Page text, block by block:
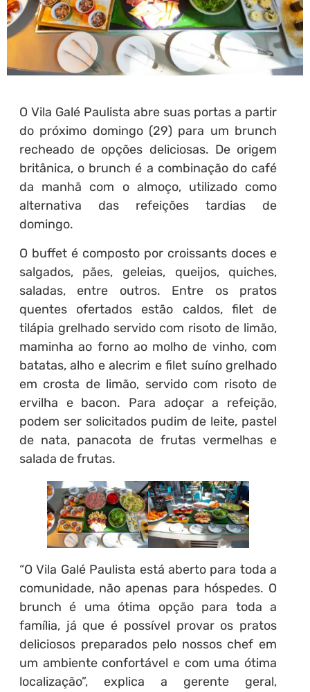
O Vila Galé Paulista abre suas portas a partir
do próximo domingo (29) para um brunch
recheado de opções deliciosas. De origem
britânica, o brunch é a combinação do café
da manhã com o almoço, utilizado como
alternativa das refeições tardias de
domingo.
O buffet é composto por croissants doces e
salgados, pães, geleias, queijos, quiches,
saladas, entre outros. Entre os pratos
quentes ofertados estão caldos, filet de
tilápia grelhado servido com risoto de limão,
maminha ao forno ao molho de vinho, com
batatas, alho e alecrim e filet suíno grelhado
em crosta de limão, servido com risoto de
ervilha e bacon. Para adoçar a refeição,
podem ser solicitados pudim de leite, pastel
de nata, panacota de frutas vermelhas e
salada de frutas.
“O Vila Galé Paulista está aberto para toda a
comunidade, não apenas para hóspedes. O
brunch é uma ótima opção para toda a
família, já que é possível provar os pratos
deliciosos preparados pelo nossos chef em
um ambiente confortável e com uma ótima
localização”, explica a gerente geral,